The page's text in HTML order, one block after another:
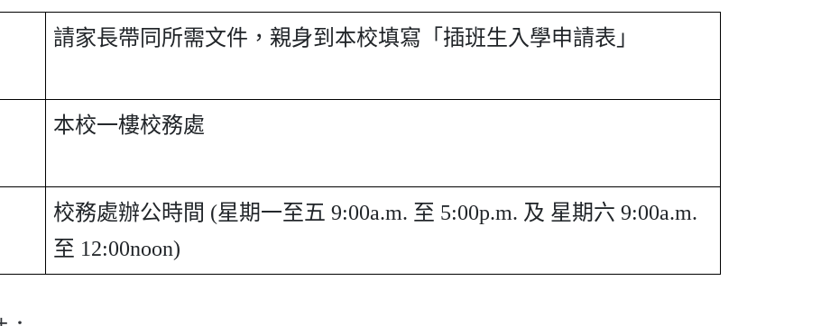
請家長帶同所需文件，親身到本校填寫「插班生入學申請表」
本校一樓校務處
校務處辦公時間 (星期一至五 9:00a.m. 至 5:00p.m. 及 星期六 9:00a.m.
至 12:00noon)